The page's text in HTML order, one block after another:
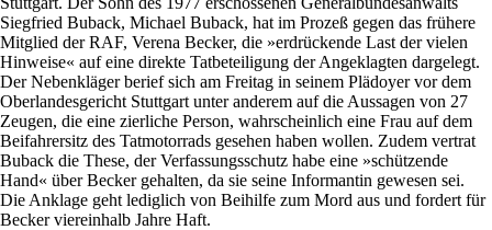
Siegfried Buback, Michael Buback, hat im Prozeß gegen das frühere
Mitglied der RAF, Verena Becker, die »erdrückende Last der vielen
Hinweise« auf eine direkte Tatbeteiligung der Angeklagten dargelegt.
Der Nebenkläger berief sich am Freitag in seinem Plädoyer vor dem
Oberlandesgericht Stuttgart unter anderem auf die Aussagen von 27
Zeugen, die eine zierliche Person, wahrscheinlich eine Frau auf dem
Beifahrersitz des Tatmotorrads gesehen haben wollen. Zudem vertrat
Buback die These, der Verfassungsschutz habe eine »schützende
Hand« über Becker gehalten, da sie seine Informantin gewesen sei.
Die Anklage geht lediglich von Beihilfe zum Mord aus und fordert für
Becker viereinhalb Jahre Haft.